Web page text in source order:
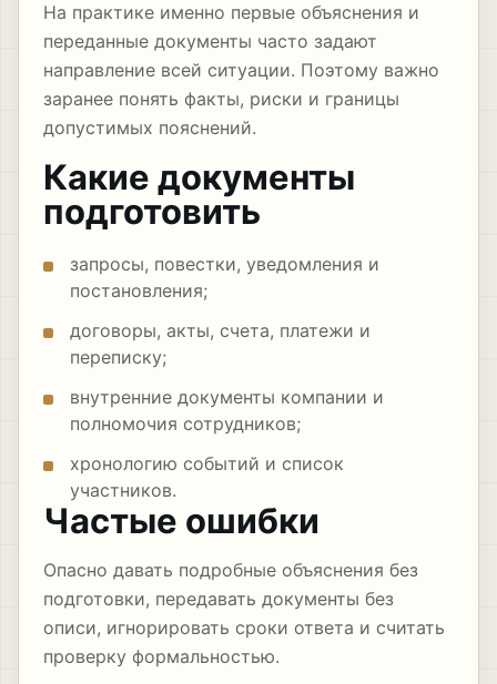
На практике именно первые объяснения и
переданные документы часто задают
направление всей ситуации. Поэтому важно
заранее понять факты, риски и границы
допустимых пояснений.
Какие документы
подготовить
запросы, повестки, уведомления и
постановления;
договоры, акты, счета, платежи и
переписку;
внутренние документы компании и
полномочия сотрудников;
хронологию событий и список
участников.
Частые ошибки
Опасно давать подробные объяснения без
подготовки, передавать документы без
описи, игнорировать сроки ответа и считать
проверку формальностью.